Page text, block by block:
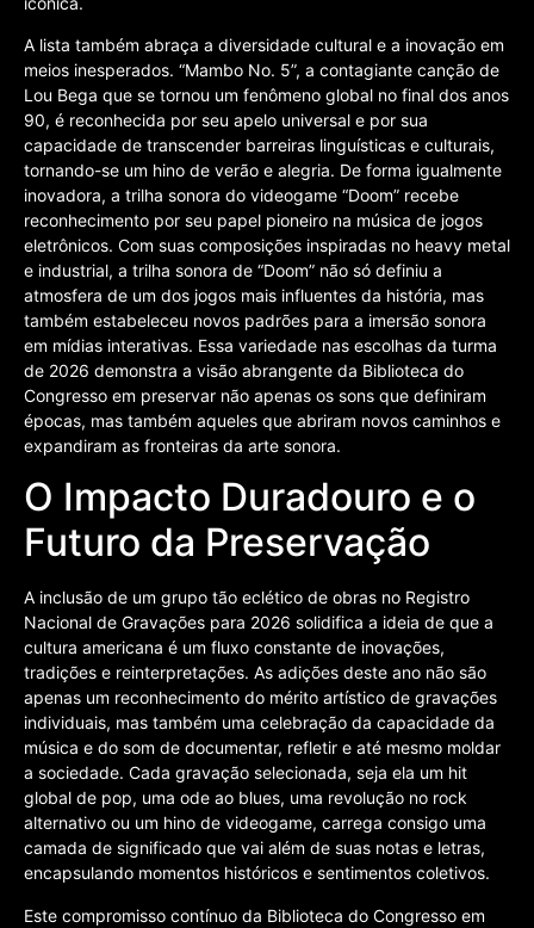
A lista também abraça a diversidade cultural e a inovação em
meios inesperados. “Mambo No. 5”, a contagiante canção de
Lou Bega que se tornou um fenômeno global no final dos anos
90, é reconhecida por seu apelo universal e por sua
capacidade de transcender barreiras linguísticas e culturais,
tornando-se um hino de verão e alegria. De forma igualmente
inovadora, a trilha sonora do videogame “Doom” recebe
reconhecimento por seu papel pioneiro na música de jogos
eletrônicos. Com suas composições inspiradas no heavy metal
e industrial, a trilha sonora de “Doom” não só definiu a
atmosfera de um dos jogos mais influentes da história, mas
também estabeleceu novos padrões para a imersão sonora
em mídias interativas. Essa variedade nas escolhas da turma
de 2026 demonstra a visão abrangente da Biblioteca do
Congresso em preservar não apenas os sons que definiram
épocas, mas também aqueles que abriram novos caminhos e
expandiram as fronteiras da arte sonora.
O Impacto Duradouro e o
Futuro da Preservação
A inclusão de um grupo tão eclético de obras no Registro
Nacional de Gravações para 2026 solidifica a ideia de que a
cultura americana é um fluxo constante de inovações,
tradições e reinterpretações. As adições deste ano não são
apenas um reconhecimento do mérito artístico de gravações
individuais, mas também uma celebração da capacidade da
música e do som de documentar, refletir e até mesmo moldar
a sociedade. Cada gravação selecionada, seja ela um hit
global de pop, uma ode ao blues, uma revolução no rock
alternativo ou um hino de videogame, carrega consigo uma
camada de significado que vai além de suas notas e letras,
encapsulando momentos históricos e sentimentos coletivos.
Este compromisso contínuo da Biblioteca do Congresso em